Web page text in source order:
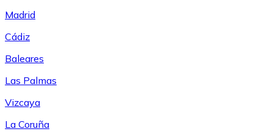
Madrid
Cádiz
Baleares
Las Palmas
Vizcaya
La Coruña